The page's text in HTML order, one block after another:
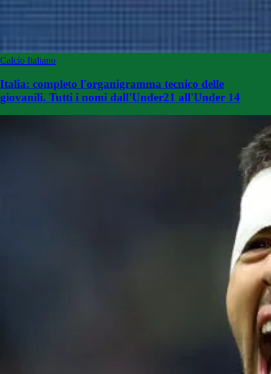
Calcio Italiano
Italia: completo l'organigramma tecnico delle
giovanili. Tutti i nomi dall'Under21 all'Under 14